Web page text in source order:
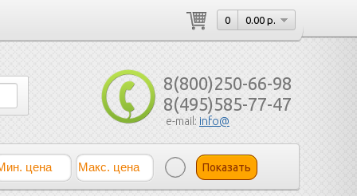
0 0.00 р.
8(800)250-66-98
8(495)585-77-47
e-mail: info@
Показать